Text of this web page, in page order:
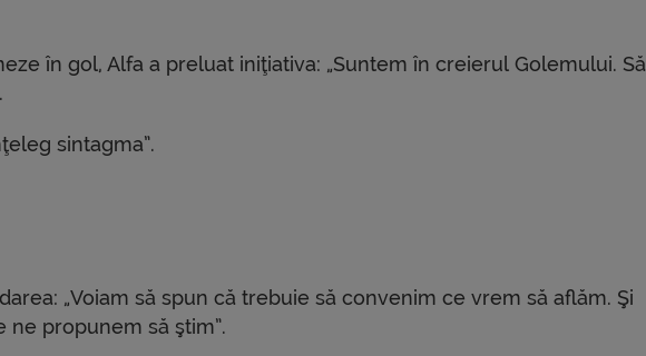
în gol, Alfa a preluat iniţiativa: „Suntem în creierul Golemului. Să
sintagma”.
„Voiam să spun că trebuie să convenim ce vrem să aflăm. Şi
ne propunem să ştim”.